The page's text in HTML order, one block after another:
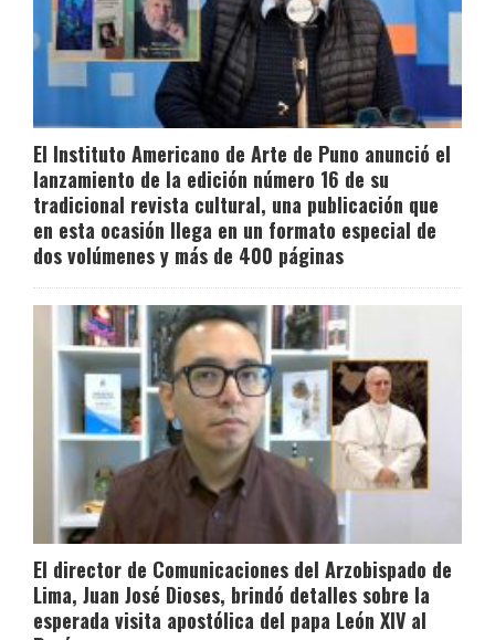
El Instituto Americano de Arte de Puno anunció el
lanzamiento de la edición número 16 de su
tradicional revista cultural, una publicación que
en esta ocasión llega en un formato especial de
dos volúmenes y más de 400 páginas
El director de Comunicaciones del Arzobispado de
Lima, Juan José Dioses, brindó detalles sobre la
esperada visita apostólica del papa León XIV al